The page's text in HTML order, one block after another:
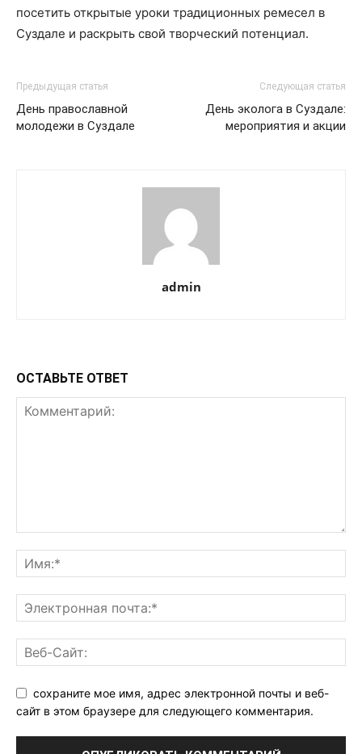
посетить открытые уроки традиционных ремесел в
Суздале и раскрыть свой творческий потенциал.
Предыдущая статья
День православной
молодежи в Суздале
Следующая статья
День эколога в Суздале:
мероприятия и акции
admin
ОСТАВЬТЕ ОТВЕТ
сохраните мое имя, адрес электронной почты и веб-
сайт в этом браузере для следующего комментария.